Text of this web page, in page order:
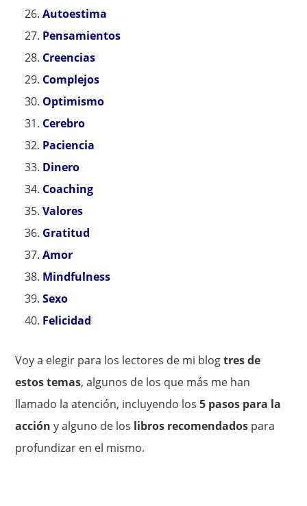
Autoestima
Pensamientos
Creencias
Complejos
Optimismo
Cerebro
Paciencia
Dinero
Coaching
Valores
Gratitud
Amor
Mindfulness
Sexo
Felicidad
Voy a elegir para los lectores de mi blogtres de
estos temas, algunos de los que más me han
llamado la atención, incluyendo los5 pasos para la
acción y alguno de los libros recomendados para
profundizar en el mismo.